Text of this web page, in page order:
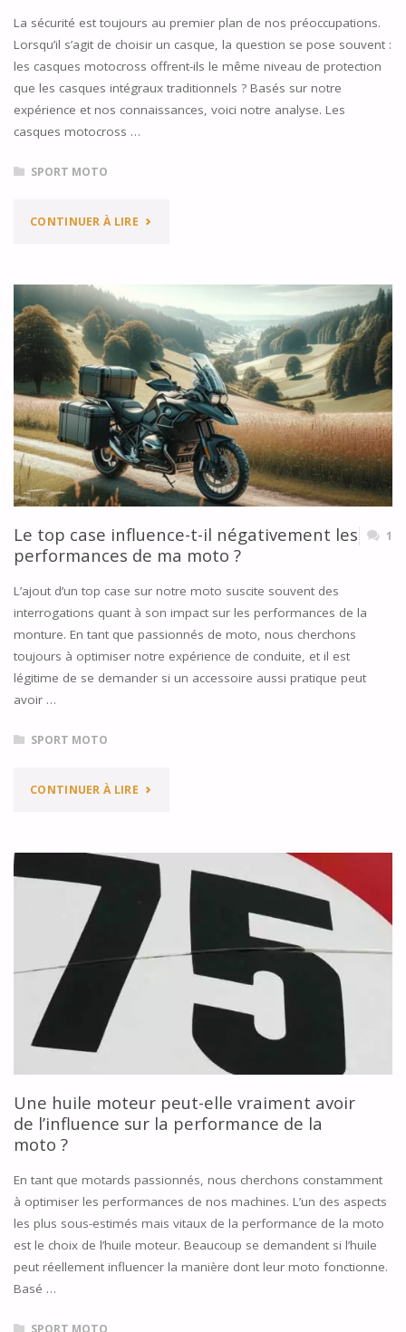
TEST
ET
La sécurité est toujours au premier plan de nos préoccupations.
Lorsqu’il s’agit de choisir un casque, la question se pose souvent :
les casques motocross offrent-ils le même niveau de protection
que les casques intégraux traditionnels ? Basés sur notre
expérience et nos connaissances, voici notre analyse. Les
casques motocross …
SPORT MOTO
CONTINUER À LIRE"CASQUES
CASQUES
INTÉGRAUX
:
QUELLES
DIFFÉRENCES
DE
SÉCURITÉ ?"
Le top case influence-t-il négativement les
performances de ma moto ?
1
L’ajout d’un top case sur notre moto suscite souvent des
interrogations quant à son impact sur les performances de la
monture. En tant que passionnés de moto, nous cherchons
toujours à optimiser notre expérience de conduite, et il est
légitime de se demander si un accessoire aussi pratique peut
avoir …
SPORT MOTO
CONTINUER À LIRE"LE
CASE
INFLUENCE-
T-
NÉGATIVEMENT
PERFORMANCES
DE
MOTO
?"
Une huile moteur peut-elle vraiment avoir
de l’influence sur la performance de la
moto ?
En tant que motards passionnés, nous cherchons constamment
à optimiser les performances de nos machines. L’un des aspects
les plus sous-estimés mais vitaux de la performance de la moto
est le choix de l’huile moteur. Beaucoup se demandent si l’huile
peut réellement influencer la manière dont leur moto fonctionne.
Basé …
SPORT MOTO